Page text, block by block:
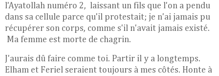
l'Ayatollah numéro 2, laissant un fils que l'on a pendu
dans sa cellule parce qu'il protestait; je n'ai jamais pu
récupérer son corps, comme s'il n'avait jamais existé.
Ma femme est morte de chagrin.
J'aurais dû faire comme toi. Partir il y a longtemps.
Elham et Feriel seraient toujours à mes côtés. Honte à